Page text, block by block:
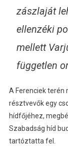
zászlaját
ellenzéki
mellett
független
A Ferenciek terén
résztvevők egy
hídfőjéhez,
Szabadság híd
tartóztatta fel.